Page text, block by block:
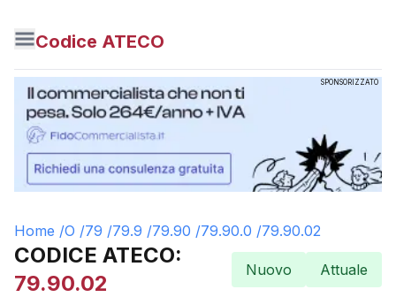
Codice ATECO
SPONSORIZZATO
Home /O /79 /79.9 /79.90 /79.90.0 /79.90.02
CODICE ATECO:
79.90.02
Nuovo Attuale